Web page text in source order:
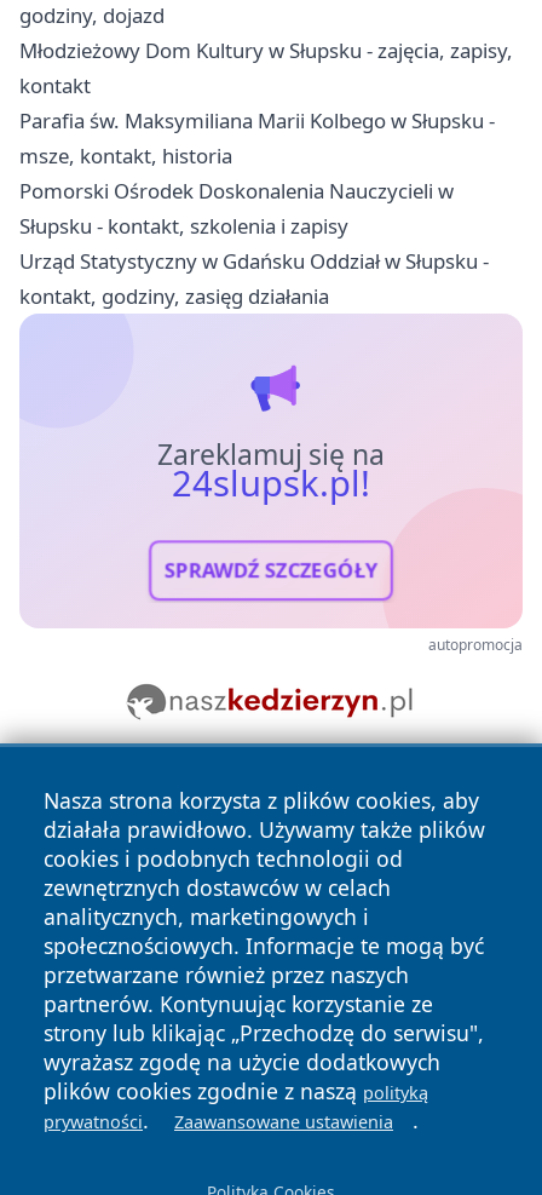
godziny, dojazd
Młodzieżowy Dom Kultury w Słupsku - zajęcia, zapisy,
kontakt
Parafia św. Maksymiliana Marii Kolbego w Słupsku -
msze, kontakt, historia
Pomorski Ośrodek Doskonalenia Nauczycieli w
Słupsku - kontakt, szkolenia i zapisy
Urząd Statystyczny w Gdańsku Oddział w Słupsku -
kontakt, godziny, zasięg działania
Zareklamuj się na
24slupsk.pl!
SPRAWDŹ SZCZEGÓŁY
autopromocja
Nasza strona korzysta z plików cookies, aby
działała prawidłowo. Używamy także plików
cookies i podobnych technologii od
zewnętrznych dostawców w celach
analitycznych, marketingowych i
społecznościowych. Informacje te mogą być
przetwarzane również przez naszych
partnerów. Kontynuując korzystanie ze
strony lub klikając „Przechodzę do serwisu",
wyrażasz zgodę na użycie dodatkowych
plików cookies zgodnie z naszą polityką
prywatności. Zaawansowane ustawienia .
Copyright © 2026 24slupsk.pl Wszystkie prawa zastrzeżone.
News Autorzy
Polityka
Prywatności
Polityka
Cookies